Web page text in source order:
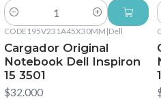
Cantidad
CODE195V231A45X30MM |Dell
Cargador Original
Notebook Dell Inspiron
15 3501
$32.000